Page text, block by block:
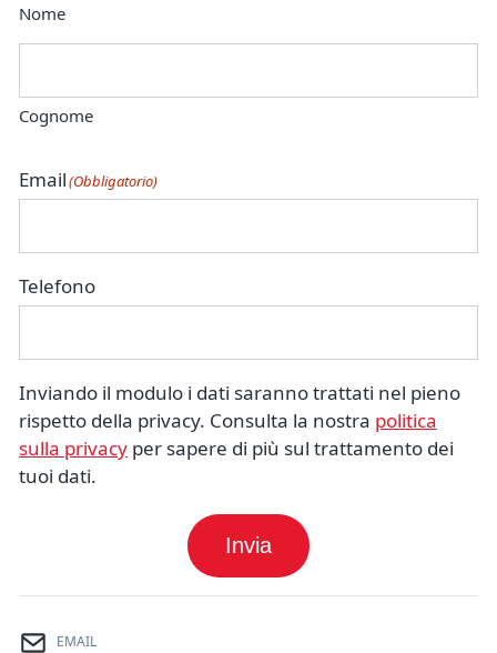
Nome
Cognome
Email(Obbligatorio)
Telefono
Inviando il modulo i dati saranno trattati nel pieno
rispetto della privacy. Consulta la nostra politica
sulla privacy per sapere di più sul trattamento dei
tuoi dati.
Invia
EMAIL